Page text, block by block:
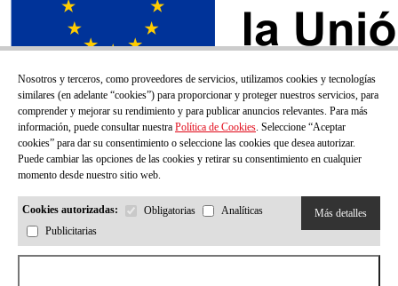
¡SUSCRÍBETE A NUESTRO BOLETÍN!
Nosotros y terceros, como proveedores de servicios, utilizamos cookies y tecnologías
similares (en adelante “cookies”) para proporcionar y proteger nuestros servicios, para
comprender y mejorar su rendimiento y para publicar anuncios relevantes. Para más
información, puede consultar nuestra Política de Cookies. Seleccione “Aceptar
cookies” para dar su consentimiento o seleccione las cookies que desea autorizar.
Puede cambiar las opciones de las cookies y retirar su consentimiento en cualquier
momento desde nuestro sitio web.
Cookies autorizadas: Obligatorias
Analíticas
Publicitarias
Más detalles